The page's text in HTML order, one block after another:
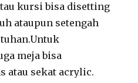
kursi bisa disetting
ataupun setengah
meja bisa
atau sekat acrylic.